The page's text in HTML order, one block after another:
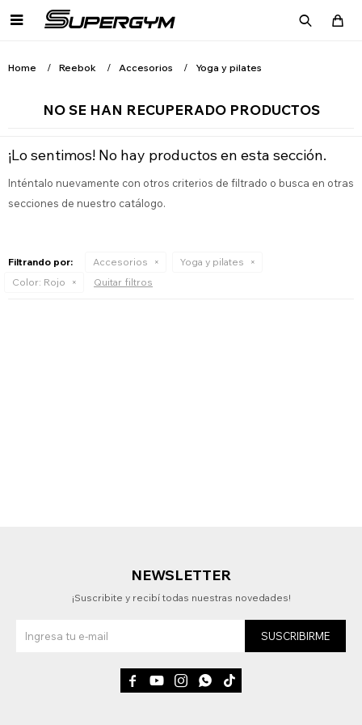

Home Reebok Accesorios Yoga y pilates
NO SE HAN RECUPERADO PRODUCTOS
¡Lo sentimos! No hay productos en esta sección.
Inténtalo nuevamente con otros criterios de filtrado o busca en otras
secciones de nuestro catálogo.
Filtrando por: Accesorios
Yoga y pilates
Color: Rojo Quitar filtros
NEWSLETTER
¡Suscribite y recibí todas nuestras novedades!
SUSCRIBIRME
    